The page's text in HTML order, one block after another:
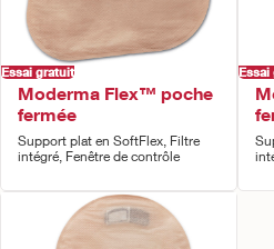
Essai gratuit
Moderma Flex™ poche
fermée
Support plat en SoftFlex, Filtre
intégré, Fenêtre de contrôle
Essai